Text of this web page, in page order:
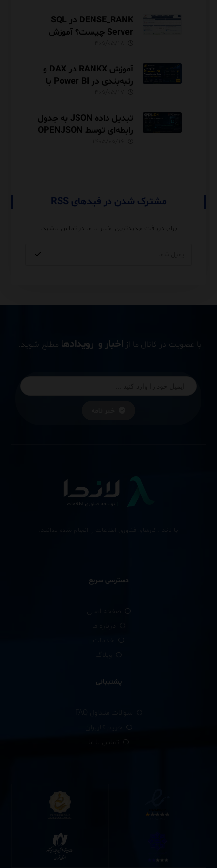
DENSE_RANK در SQL
Server چیست؟ آموزش
آموزش RANKX در DAX و
رتبه‌بندی در Power BI با
تبدیل داده JSON به جدول
رابطه‌ای توسط OPENJSON
مشترک شدن در فیدهای RSS
برای دریافت جدیدترین اخبار با ما در تماس باشید.
با عضویت در کانال ما از اخبار و رویدادها مطلع شوید.
با لاندا، کارهای فناوری اطلاعات را انجام شده بدانید.
دسترسی سریع
صفحه اصلی
پشتیبانی
سوالات متداول FAQ
حریم کاربران